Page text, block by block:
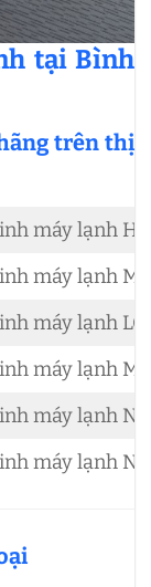
tại Bình
trên thị
máy lạnh
máy lạnh
máy lạnh LG
máy lạnh
máy lạnh
máy lạnh